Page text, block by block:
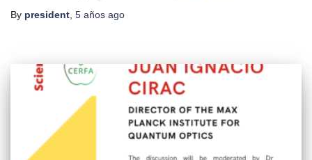
By president, 5 años ago